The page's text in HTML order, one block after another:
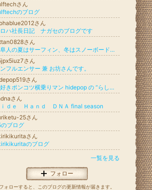
さん
のブログ
さん
ハ社長日記 ナガセのブログです
さん
岐阜人の夏はサーフィン、冬はスノーボード ＆ロック万歳
さん
フルエンサー 兼 お坊さんです。
さん
旅好きポンコツ横乗りマン hidepop の “らしく" 行こうぜ！
さん
ｉｄｅ Ｈａｎｄ ＤＮＡ final season
25さん
ブログ
さん
のブログ
一覧を見る
フォロー
フォローすると、このブログの更新情報が届きます。